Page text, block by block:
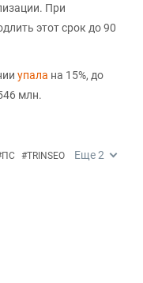
При
этот срок до 90
упала на 15%, до
млн.
ПС #TRINSEO Еще2